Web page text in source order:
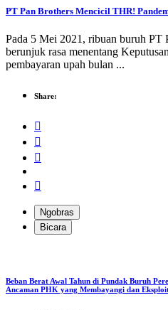
PT Pan Brothers Mencicil THR!
Pada 5 Mei 2021, ribuan buruh PT
berunjuk rasa menentang
pembayaran upah bulan ...
Share:
Ngobras
Bicara
Beban Berat Awal Tahun di Pundak Buruh
Ancaman PHK yang Membayangi dan